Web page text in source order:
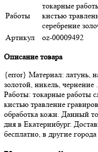
Работы
токарные
кистью
серебрение
Артикул
oz-00009492
Описание товара
{error} Материал: латунь,
золотой, никель,
Работы: токарные работы
кистью травление
обработка кожи. Данный
дня в Екатеринбург.
бесплатно, в другие